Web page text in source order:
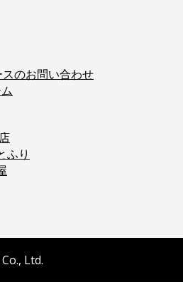
のお問い合わせ
ふり
Co., Ltd.